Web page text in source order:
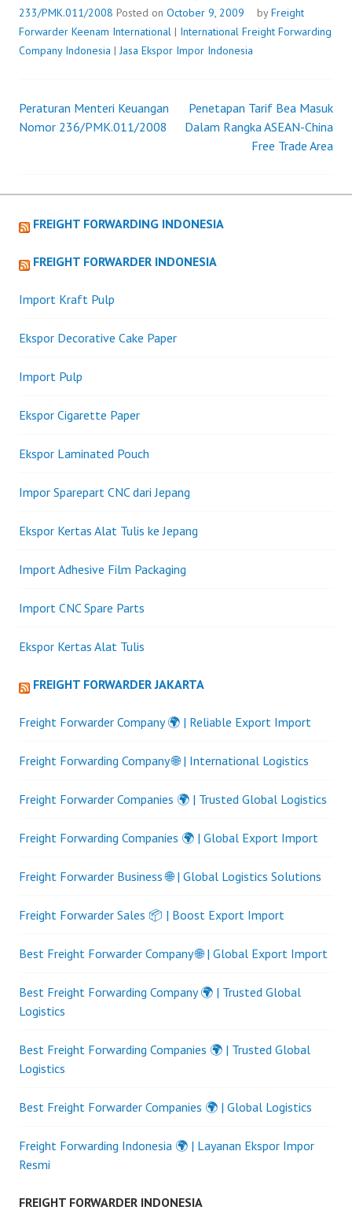
233/PMK.011/2008 Posted on October 9, 2009 byFreight
Forwarder Keenam International | International Freight Forwarding
Company Indonesia |Jasa Ekspor Impor Indonesia
Post
Peraturan Menteri Keuangan
Nomor 236/PMK.011/2008
Penetapan Tarif Bea Masuk
Dalam Rangka ASEAN-China
Free Trade Area
FREIGHT FORWARDING INDONESIA
FREIGHT FORWARDER INDONESIA
Import Kraft Pulp
Ekspor Decorative Cake Paper
Import Pulp
Ekspor Cigarette Paper
Ekspor Laminated Pouch
Impor Sparepart CNC dari Jepang
Ekspor Kertas Alat Tulis ke Jepang
Import Adhesive Film Packaging
Import CNC Spare Parts
Ekspor Kertas Alat Tulis
FREIGHT FORWARDER JAKARTA
Freight Forwarder Company 🌍 | Reliable Export Import
Freight Forwarding Company 🌐 | International Logistics
Freight Forwarder Companies 🌍 | Trusted Global Logistics
Freight Forwarding Companies 🌍 | Global Export Import
Freight Forwarder Business 🌐 | Global Logistics Solutions
Freight Forwarder Sales 📦 | Boost Export Import
Best Freight Forwarder Company 🌐 | Global Export Import
Best Freight Forwarding Company 🌍 | Trusted Global
Logistics
Best Freight Forwarding Companies 🌍 | Trusted Global
Logistics
Best Freight Forwarder Companies 🌍 | Global Logistics
Freight Forwarding Indonesia 🌍 | Layanan Ekspor Impor
Resmi
FREIGHT FORWARDER INDONESIA